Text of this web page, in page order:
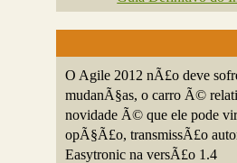
O Agile 2012 nÃ£o deve
mudanÃ§as, o carro Ã©
novidade Ã© que ele pode
opÃ§Ã£o, transmissÃ£o
Easytronic na versÃ£o 1.4